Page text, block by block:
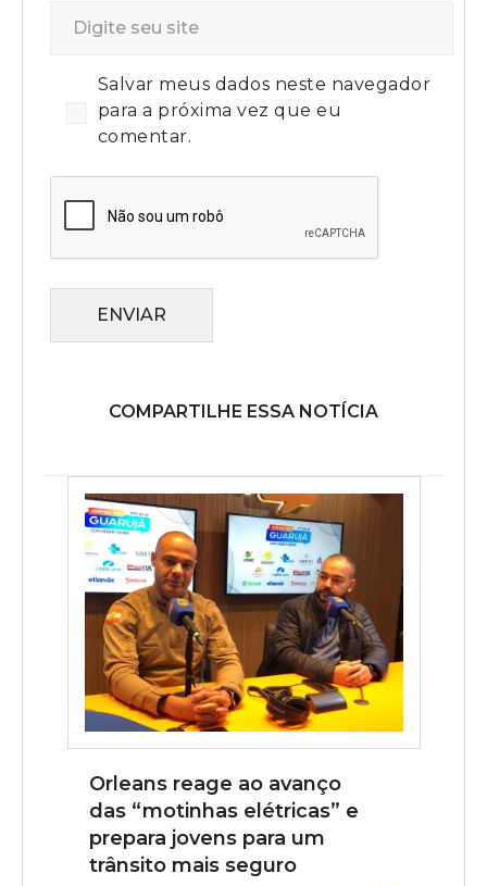
Salvar meus dados neste navegador
para a próxima vez que eu
comentar.
ENVIAR
COMPARTILHE ESSA NOTÍCIA
Orleans reage ao avanço
das “motinhas elétricas” e
prepara jovens para um
trânsito mais seguro